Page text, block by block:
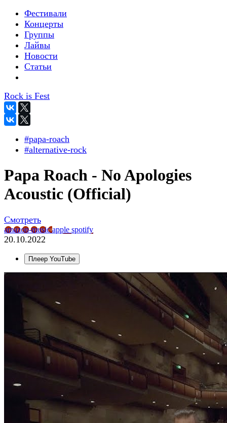
Фестивали
Концерты
Группы
Лайвы
Новости
Статьи
Rock is Fest
#papa-roach
#alternative-rock
Papa Roach - No Apologies
Acoustic (Official)
Смотреть
amazon-musicapple spotify
20.10.2022
Плеер YouTube